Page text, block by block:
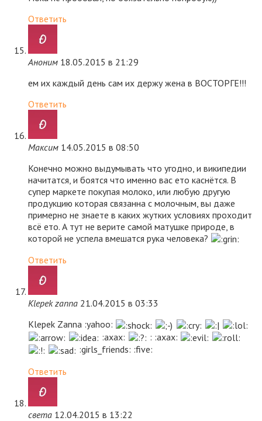
Ответить
Аноним 18.05.2015 в 21:29
ем их каждый день сам их держу жена в ВОСТОРГЕ!!!
Ответить
Максим 14.05.2015 в 08:50
Конечно можно выдумывать что угодно, и википедии
начитатся, и боятся что именно вас ето каснётся. В
супер маркете покупая молоко, или любую другую
продукцию которая связанна с молочным, вы даже
примерно не знаете в каких жутких условиях проходит
всё ето. А тут не верите самой матушке природе, в
которой не успела вмешатся рука человека?
Ответить
Klepek zanna 21.04.2015 в 03:33
Klepek Zanna :yahoo:
:axax:
: :axax:
:girls_friends: :five:
Ответить
света 12.04.2015 в 13:22